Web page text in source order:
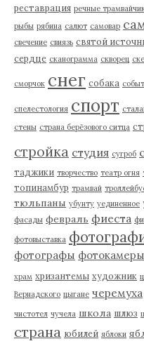
реставрация речные
рыбы рябина салют самовар
свечение свиязь святой
сердце сканограмма скворец
сморчок снег собака
спелестология спорт
стены страна берёзового ситца
стройка студия сугроб
таджики творчество театр огня
топинамбур трамвай
тюльпаны убунту уединенное
фасады февраль фиеста
фотовыставка
фотографы фотокамеры
храм хризантемы художник
Вернадского цыгане черемуха
чистотел чучела школа шлюз
страна юбилей яблоки